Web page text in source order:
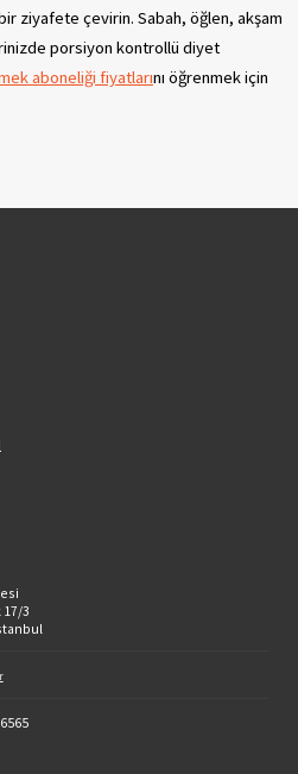
ziyafete çevirin. Sabah, öğlen, akşam
porsiyon kontrollü diyet
aboneliği fiyatlarını öğrenmek için
17/3